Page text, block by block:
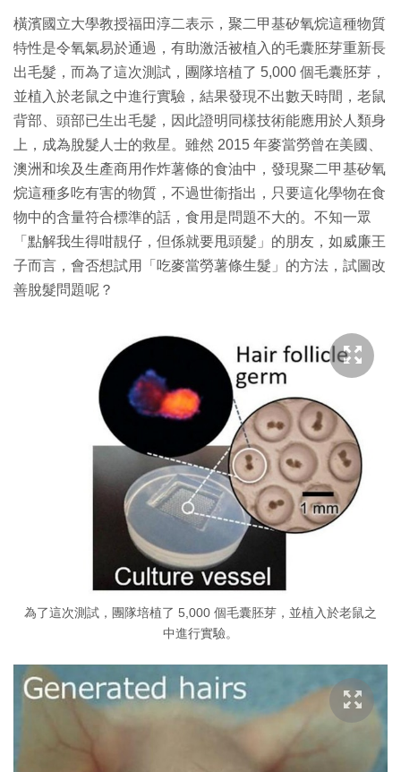
橫濱國立大學教授福田淳二表示，聚二甲基矽氧烷這種物質
特性是令氧氣易於通過，有助激活被植入的毛囊胚芽重新長
出毛髮，而為了這次測試，團隊培植了 5,000 個毛囊胚芽，
並植入於老鼠之中進行實驗，結果發現不出數天時間，老鼠
背部、頭部已生出毛髮，因此證明同樣技術能應用於人類身
上，成為脫髮人士的救星。雖然 2015 年麥當勞曾在美國、
澳洲和埃及生產商用作炸薯條的食油中，發現聚二甲基矽氧
烷這種多吃有害的物質，不過世衞指出，只要這化學物在食
物中的含量符合標準的話，食用是問題不大的。不知一眾
「點解我生得咁靚仔，但係就要甩頭髮」的朋友，如威廉王
子而言，會否想試用「吃麥當勞薯條生髮」的方法，試圖改
善脫髮問題呢？
為了這次測試，團隊培植了 5,000 個毛囊胚芽，並植入於老鼠之
中進行實驗。